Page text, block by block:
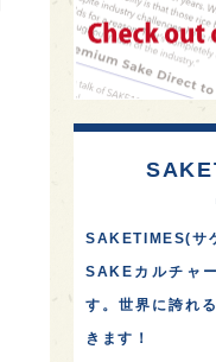
SAKETIMES(サ
SAKEカルチャ
す。世界に誇れ
きます！